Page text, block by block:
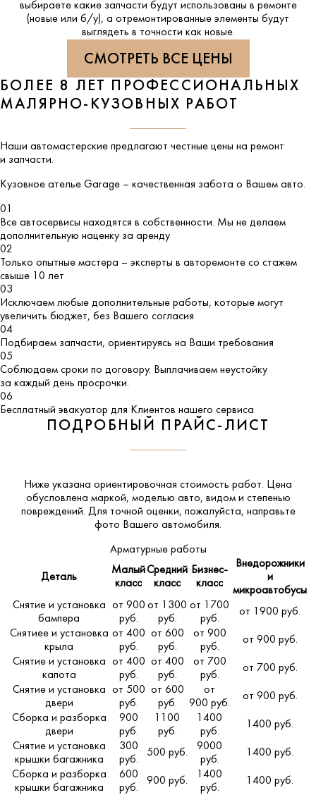
выбираете какие запчасти будут использованы в ремонте
(новые или б/у), а отремонтированные элементы будут
выглядеть в точности как новые.
СМОТРЕТЬ ВСЕ ЦЕНЫ
БОЛЕЕ 8 ЛЕТ ПРОФЕССИОНАЛЬНЫХ
МАЛЯРНО-КУЗОВНЫХ РАБОТ
Наши автомастерские предлагают честные цены на ремонт
и запчасти.
Кузовное ателье Garage – качественная забота о Вашем авто.
01
Все автосервисы находятся в собственности. Мы не делаем
дополнительную наценку за аренду
02
Только опытные мастера – эксперты в авторемонте со стажем
свыше 10 лет
03
Исключаем любые дополнительные работы, которые могут
увеличить бюджет, без Вашего согласия
04
Подбираем запчасти, ориентируясь на Ваши требования
05
Соблюдаем сроки по договору. Выплачиваем неустойку
за каждый день просрочки.
06
Бесплатный эвакуатор для Клиентов нашего сервиса
ПОДРОБНЫЙ ПРАЙС-ЛИСТ
Ниже указана ориентировочная стоимость работ. Цена
обусловлена маркой, моделью авто, видом и степенью
повреждений. Для точной оценки, пожалуйста, направьте
фото Вашего автомобиля.
Арматурные работы
Деталь
Малый
класс
Средний
класс
Бизнес-
класс
Внедорожники
и
микроавтобусы
Снятие и установка
бампера
от 900
руб.
от 1300
руб.
от 1700
руб.
от 1900 руб.
Снятиее и установка
крыла
от 400
руб.
от 600
руб.
от 900
руб.
от 900 руб.
Снятие и установка
капота
от 400
руб.
от 400
руб.
от 700
руб.
от 700 руб.
Снятие и установка
двери
от 500
руб.
от 600
руб.
от
900 руб.
от 900 руб.
Сборка и разборка
двери
900
руб.
1100
руб.
1400
руб.
1400 руб.
Снятие и установка
крышки багажника
300
руб.
500 руб.
9000
руб.
1400 руб.
Сборка и разборка
крышки багажника
600
руб.
900 руб.
1400
руб.
1400 руб.